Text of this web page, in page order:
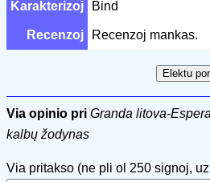
Karakterizoj Bind
Recenzoj Recenzoj mankas.
Via opinio pri Granda litova-
kalbų žodynas
Via pritakso (ne pli ol 250 signoj,